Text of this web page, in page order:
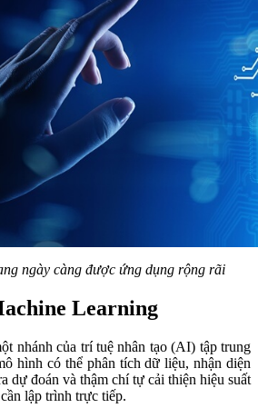
ngày càng được ứng dụng rộng rãi
Learning
nhánh của trí tuệ nhân tạo (AI) tập trung
hình có thể phân tích dữ liệu, nhận diện
dự đoán và thậm chí tự cải thiện hiệu suất
lập trình trực tiếp.